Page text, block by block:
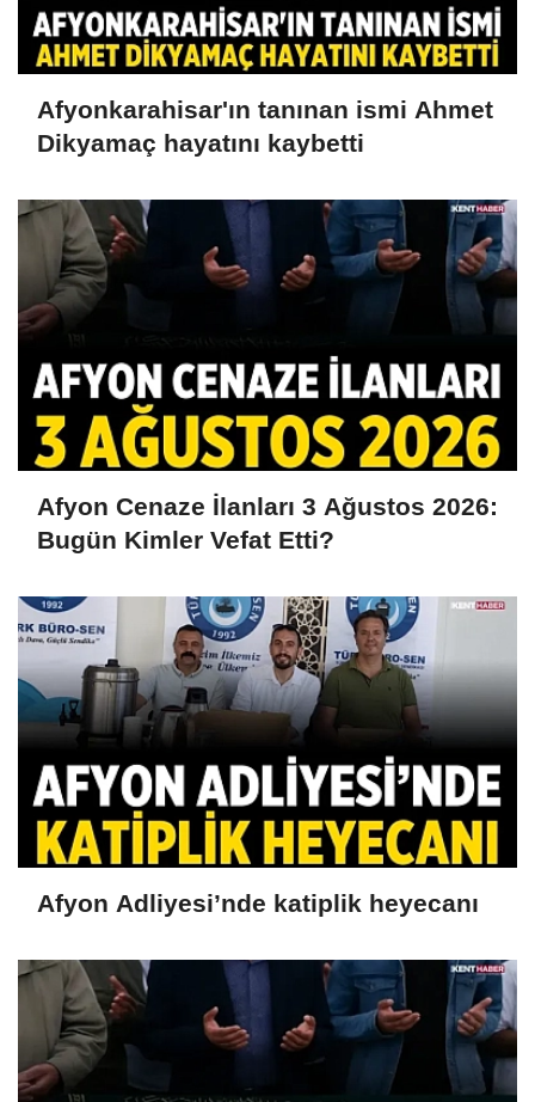
Afyonkarahisar'ın tanınan ismi Ahmet
Dikyamaç hayatını kaybetti
Afyon Cenaze İlanları 3 Ağustos 2026:
Bugün Kimler Vefat Etti?
Afyon Adliyesi’nde katiplik heyecanı